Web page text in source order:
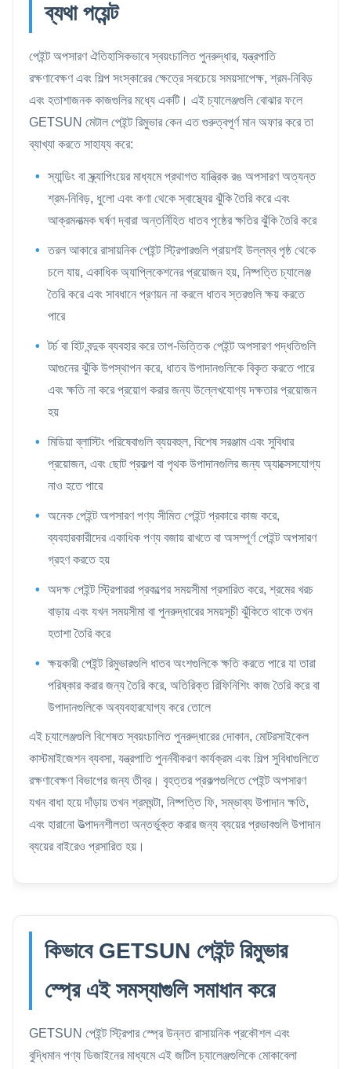
ব্যথা পয়েন্ট
পেইন্ট অপসারণ ঐতিহাসিকভাবে স্বয়ংচালিত পুনরুদ্ধার, যন্ত্রপাতি
রক্ষণাবেক্ষণ এবং শিল্প সংস্কারের ক্ষেত্রে সবচেয়ে সময়সাপেক্ষ, শ্রম-নিবিড়
এবং হতাশাজনক কাজগুলির মধ্যে একটি। এই চ্যালেঞ্জগুলি বোঝার ফলে
GETSUN মেটাল পেইন্ট রিমুভার কেন এত গুরুত্বপূর্ণ মান অফার করে তা
ব্যাখ্যা করতে সাহায্য করে:
স্যান্ডিং বা স্ক্র্যাপিংয়ের মাধ্যমে প্রথাগত যান্ত্রিক রঙ অপসারণ অত্যন্ত
শ্রম-নিবিড়, ধুলো এবং কণা থেকে স্বাস্থ্যের ঝুঁকি তৈরি করে এবং
আক্রমনাত্মক ঘর্ষণ দ্বারা অন্তর্নিহিত ধাতব পৃষ্ঠের ক্ষতির ঝুঁকি তৈরি করে
তরল আকারে রাসায়নিক পেইন্ট স্ট্রিপারগুলি প্রায়শই উল্লম্ব পৃষ্ঠ থেকে
চলে যায়, একাধিক অ্যাপ্লিকেশনের প্রয়োজন হয়, নিষ্পত্তি চ্যালেঞ্জ
তৈরি করে এবং সাবধানে প্রণয়ন না করলে ধাতব স্তরগুলি ক্ষয় করতে
পারে
টর্চ বা হিট বন্দুক ব্যবহার করে তাপ-ভিত্তিক পেইন্ট অপসারণ পদ্ধতিগুলি
আগুনের ঝুঁকি উপস্থাপন করে, ধাতব উপাদানগুলিকে বিকৃত করতে পারে
এবং ক্ষতি না করে প্রয়োগ করার জন্য উল্লেখযোগ্য দক্ষতার প্রয়োজন
হয়
মিডিয়া ব্লাস্টিং পরিষেবাগুলি ব্যয়বহুল, বিশেষ সরঞ্জাম এবং সুবিধার
প্রয়োজন, এবং ছোট প্রকল্প বা পৃথক উপাদানগুলির জন্য অ্যাক্সেসযোগ্য
নাও হতে পারে
অনেক পেইন্ট অপসারণ পণ্য সীমিত পেইন্ট প্রকারে কাজ করে,
ব্যবহারকারীদের একাধিক পণ্য বজায় রাখতে বা অসম্পূর্ণ পেইন্ট অপসারণ
গ্রহণ করতে হয়
অদক্ষ পেইন্ট স্ট্রিপাররা প্রকল্পের সময়সীমা প্রসারিত করে, শ্রমের খরচ
বাড়ায় এবং যখন সময়সীমা বা পুনরুদ্ধারের সময়সূচী ঝুঁকিতে থাকে তখন
হতাশা তৈরি করে
ক্ষয়কারী পেইন্ট রিমুভারগুলি ধাতব অংশগুলিকে ক্ষতি করতে পারে যা তারা
পরিষ্কার করার জন্য তৈরি করে, অতিরিক্ত রিফিনিশিং কাজ তৈরি করে বা
উপাদানগুলিকে অব্যবহারযোগ্য করে তোলে
এই চ্যালেঞ্জগুলি বিশেষত স্বয়ংচালিত পুনরুদ্ধারের দোকান, মোটরসাইকেল
কাস্টমাইজেশন ব্যবসা, যন্ত্রপাতি পুনর্নবীকরণ কার্যক্রম এবং শিল্প সুবিধাগুলিতে
রক্ষণাবেক্ষণ বিভাগের জন্য তীব্র। বৃহত্তর প্রকল্পগুলিতে পেইন্ট অপসারণ
যখন বাধা হয়ে দাঁড়ায় তখন শ্রমঘন্টা, নিষ্পত্তি ফি, সম্ভাব্য উপাদান ক্ষতি,
এবং হারানো উত্পাদনশীলতা অন্তর্ভুক্ত করার জন্য ব্যয়ের প্রভাবগুলি উপাদান
ব্যয়ের বাইরেও প্রসারিত হয়।
কিভাবে GETSUN পেইন্ট রিমুভার
স্প্রে এই সমস্যাগুলি সমাধান করে
GETSUN পেইন্ট স্ট্রিপার স্প্রে উন্নত রাসায়নিক প্রকৌশল এবং
বুদ্ধিমান পণ্য ডিজাইনের মাধ্যমে এই জটিল চ্যালেঞ্জগুলিকে মোকাবেলা